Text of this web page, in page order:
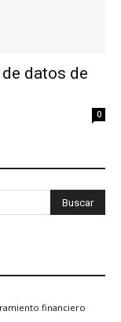
datos de
0
financiero